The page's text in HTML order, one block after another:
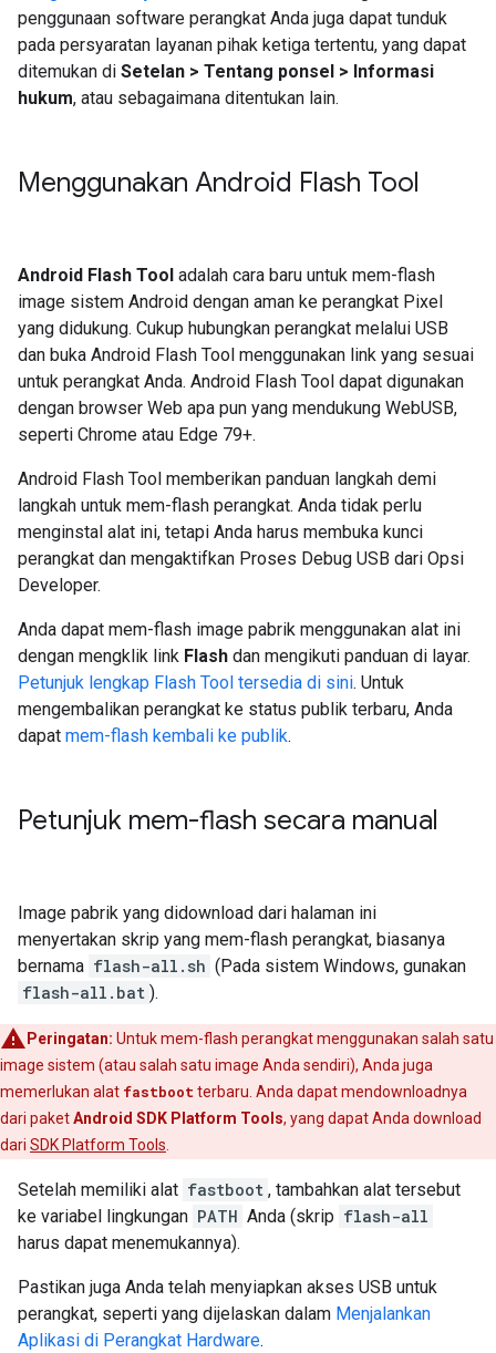
penggunaan software perangkat Anda juga dapat tunduk
pada persyaratan layanan pihak ketiga tertentu, yang dapat
ditemukan di Setelan > Tentang ponsel > Informasi
hukum, atau sebagaimana ditentukan lain.
Menggunakan Android Flash Tool
Android Flash Tool adalah cara baru untuk mem-flash
image sistem Android dengan aman ke perangkat Pixel
yang didukung. Cukup hubungkan perangkat melalui USB
dan buka Android Flash Tool menggunakan link yang sesuai
untuk perangkat Anda. Android Flash Tool dapat digunakan
dengan browser Web apa pun yang mendukung WebUSB,
seperti Chrome atau Edge 79+.
Android Flash Tool memberikan panduan langkah demi
langkah untuk mem-flash perangkat. Anda tidak perlu
menginstal alat ini, tetapi Anda harus membuka kunci
perangkat dan mengaktifkan Proses Debug USB dari Opsi
Developer.
Anda dapat mem-flash image pabrik menggunakan alat ini
dengan mengklik link Flash dan mengikuti panduan di layar.
Petunjuk lengkap Flash Tool tersedia di sini. Untuk
mengembalikan perangkat ke status publik terbaru, Anda
dapat mem-flash kembali ke publik.
Petunjuk mem-flash secara manual
Image pabrik yang didownload dari halaman ini
menyertakan skrip yang mem-flash perangkat, biasanya
bernama flash-all.sh (Pada sistem Windows, gunakan
flash-all.bat ).
Peringatan: Untuk mem-flash perangkat menggunakan salah satu
image sistem (atau salah satu image Anda sendiri), Anda juga
memerlukan alat fastboot terbaru. Anda dapat mendownloadnya
dari paketAndroid SDK Platform Tools, yang dapat Anda download
dari SDK Platform Tools
Setelah memiliki alat fastboot , tambahkan alat tersebut
ke variabel lingkungan PATH Anda (skrip flash-all
harus dapat menemukannya).
Pastikan juga Anda telah menyiapkan akses USB untuk
perangkat, seperti yang dijelaskan dalam Menjalankan
Aplikasi di Perangkat Hardware.